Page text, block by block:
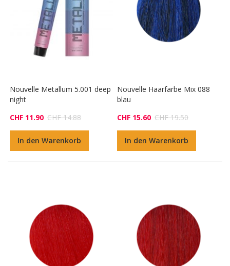
Nouvelle Metallum 5.001 deep
night
CHF 11.90 CHF 14.88
In den Warenkorb
Nouvelle Haarfarbe Mix 088
blau
CHF 15.60 CHF 19.50
In den Warenkorb